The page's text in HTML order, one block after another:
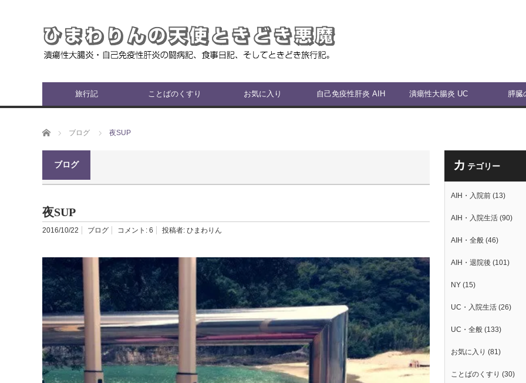
旅行記 ことばのくすり お気に入り 自己免疫性肝炎 AIH 潰瘍性大腸炎 UC 膵臓
ホーム ブログ 夜SUP
ブログ
夜SUP
2016/10/22 ブログ コメント: 6 投稿者: ひまわりん
カ テゴリー
AIH・入院前 (13)
AIH・入院生活 (90)
AIH・全般 (46)
AIH・退院後 (101)
NY (15)
UC・入院生活 (26)
UC・全般 (133)
お気に入り (81)
ことばのくすり (30)